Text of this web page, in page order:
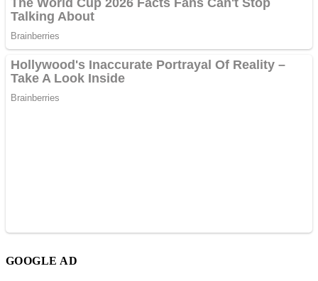
GOOGLE AD